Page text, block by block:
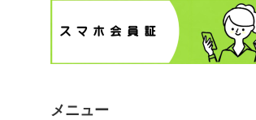
メニュー